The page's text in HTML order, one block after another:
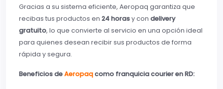
Gracias a su sistema eficiente, Aeropaq garantiza que
recibas tus productos en 24 horasy con delivery
gratuito, lo que convierte al servicio en una opción ideal
para quienes desean recibir sus productos de forma
rápida y segura.
Beneficios deAeropaqcomo franquicia courier en RD: